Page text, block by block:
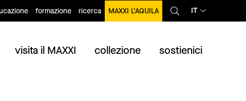
formazione ricerca MAXXI L’AQUILA IT
visita il MAXXI collezione sostienici